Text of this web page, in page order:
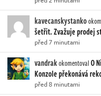
kavecanskystanko
šetřit. Zvažuje prodej
před 7 minutami
vandrakokomentovalO
Konzole překonává
před 8 minutami